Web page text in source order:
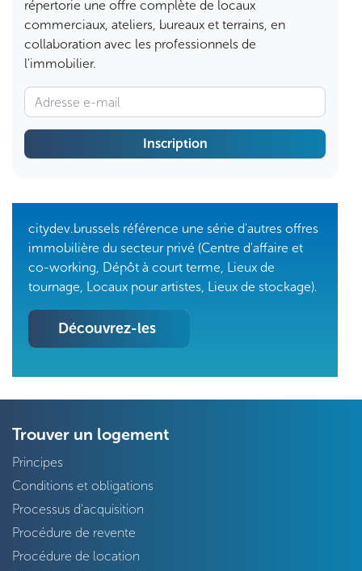
répertorie une offre complète de locaux
commerciaux, ateliers, bureaux et terrains, en
collaboration avec les professionnels de
l'immobilier.
Inscription
citydev.brussels référence une série d'autres offres
immobilière du secteur privé (Centre d'affaire et
co-working, Dépôt à court terme, Lieux de
tournage, Locaux pour artistes, Lieux de stockage).
Découvrez-les
Trouver un logement
Principes
Conditions et obligations
Processus d'acquisition
Procédure de revente
Procédure de location